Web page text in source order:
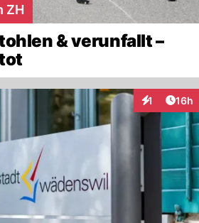
ZH
& verunfallt –
1 16h